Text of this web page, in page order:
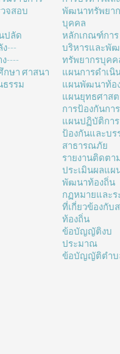
จสอบ
ปลัด
---
----
กษา ศาสนา
รรม
พัฒนาทรัพยา
บุคคล
หลักเกณฑ์การ
บริหารและพั
ทรัพยากรบุคค
แผนการดำเนิ
แผนพัฒนาท้อ
แผนยุทธศาส
การป้องกันกา
แผนปฏิบัติการ
ป้องกันและบร
สาธารณภัย
รายงานติดตา
ประเมินผลแผ
พัฒนาท้องถิ่น
กฏหมายและร
ที่เกี่ยวข้องกับ
ท้องถิ่น
ข้อบัญญัติงบ
ประมาณ
ข้อบัญญัติตำบ